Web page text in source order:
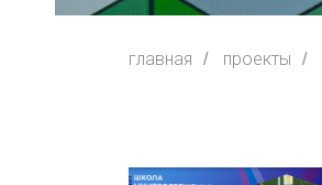
главная / проекты /